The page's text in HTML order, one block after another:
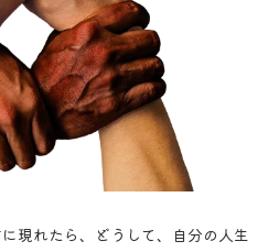
現れたら、どうして、自分の人生